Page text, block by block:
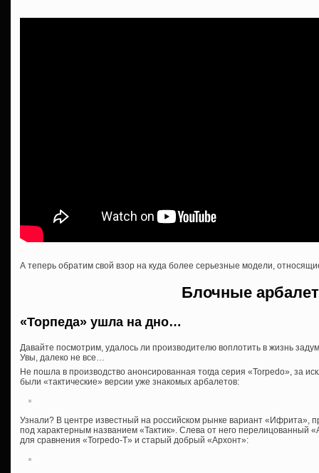
А теперь обратим свой взор на куда более серьезные модели,
Блочные
«Торпеда» ушла на дно…
Давайте посмотрим, удалось ли производителю воплотить в жизнь
Увы, далеко не все…
Не пошла в производство анонсированная тогда серия «Torpedo», за
были «тактические» версии уже знакомых арбалетов:
Узнали? В центре известный на российском рынке вариант «Ифрита»,
под характерным названием «Тактик». Слева от него перелицованный
для сравнения «Torpedo-T» и старый добрый «Архонт»: